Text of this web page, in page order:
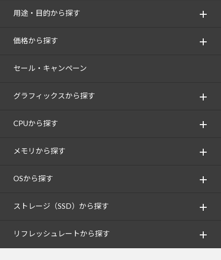
用途・目的から探す
価格から探す
セール・キャンペーン
グラフィックスから探す
CPUから探す
メモリから探す
OSから探す
ストレージ（SSD）から探す
リフレッシュレートから探す